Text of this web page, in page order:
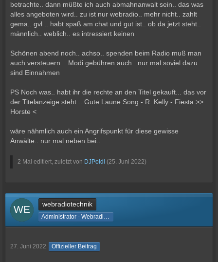
betrachte.. dann müßte ich auch abmahnanwalt sein.. das was
alles angeboten wird.. zu ist nur webradio.. mehr nicht.. zahlt
gema.. gvl .. habt spaß am chat und gut ist.. ob da jetzt steht..
männlich.. weblich.. es intressiert keinen
Schönen abend noch.. achso.. spenden beim Radio muß man
auch versteuern... Modi gebühren auch.. nur mal soviel dazu..
sind Einnahmen
PS Noch was.. habt ihr die rechte an den Titel gekauft... das vor
der Titelanzeige steht .. Gute Laune Song - R. Kelly - Fiesta >>
Horste <
wäre nähmlich auch ein Angrifspunkt für diese gewisse
Anwälte.. nur mal neben bei..
2 Mal editiert, zuletzt von DJPoldi (25. Juni 2022)
webradiotechnik
27. Juni 2022 Offizieller Beitrag